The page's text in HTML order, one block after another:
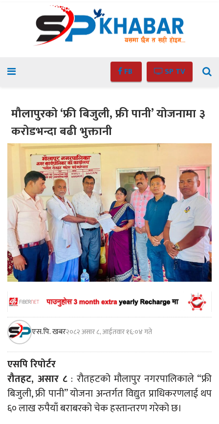
FB SP TV
मौलापुरको ‘फ्री बिजुली, फ्री पानी’ योजनामा ३
करोडभन्दा बढी भुक्तानी
एस.पि. खबर२०८२ असार ८, आईतवार १६:०४ गते
एसपि रिपोर्टर
रौतहट, असार ८ : रौतहटको मौलापुर नगरपालिकाले “फ्री
बिजुली, फ्री पानी” योजना अन्तर्गत विद्युत प्राधिकरणलाई थप
६० लाख रुपैयाँ बराबरको चेक हस्तान्तरण गरेको छ।